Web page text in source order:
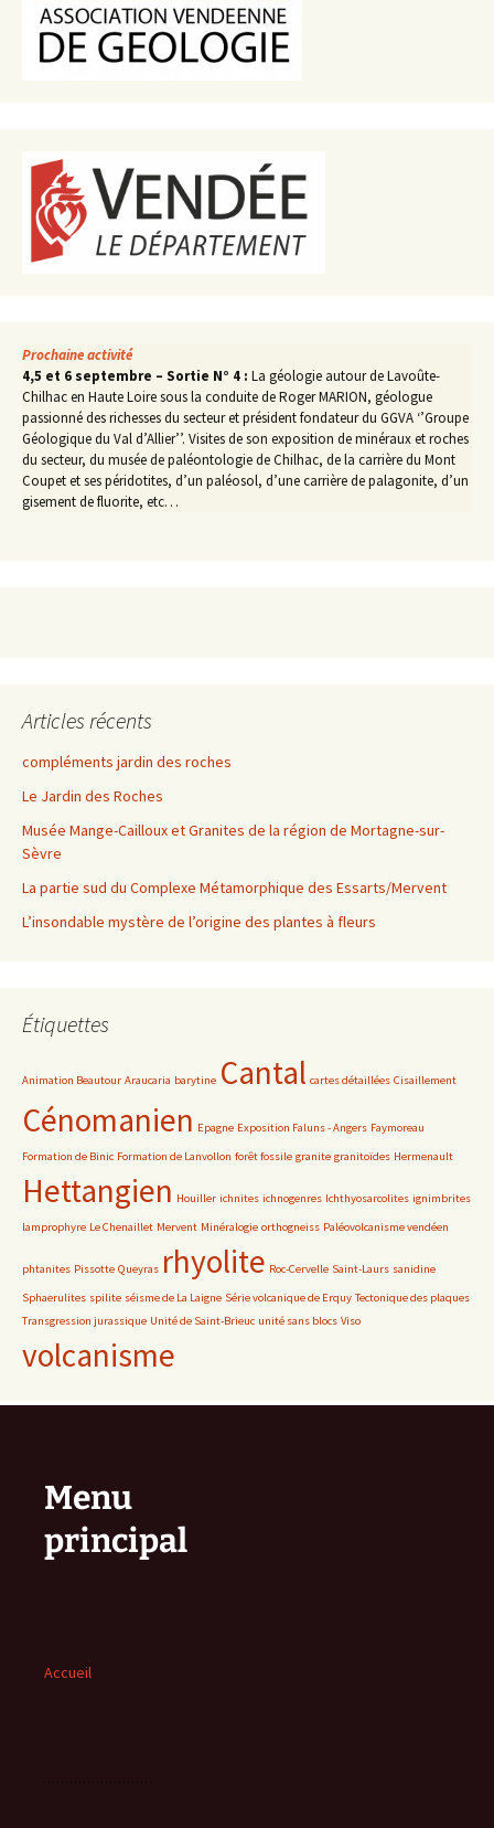
Prochaine activité
4,5 et 6 septembre – Sortie N° 4 : La géologie autour de Lavoûte-
Chilhac en Haute Loire sous la conduite de Roger MARION, géologue
passionné des richesses du secteur et président fondateur du GGVA ‘’Groupe
Géologique du Val d’Allier’’. Visites de son exposition de minéraux et roches
du secteur, du musée de paléontologie de Chilhac, de la carrière du Mont
Coupet et ses péridotites, d’un paléosol, d’une carrière de palagonite, d’un
gisement de fluorite, etc…
Articles récents
compléments jardin des roches
Le Jardin des Roches
Musée Mange-Cailloux et Granites de la région de Mortagne-sur-
Sèvre
La partie sud du Complexe Métamorphique des Essarts/Mervent
L’insondable mystère de l’origine des plantes à fleurs
Étiquettes
Animation Beautour Araucaria barytine Cantal cartes détaillées Cisaillement
Cénomanien Epagne Exposition Faluns - Angers Faymoreau
Formation de Binic Formation de Lanvollon forêt fossile granite granitoïdes Hermenault
Hettangien Houiller ichnites ichnogenres Ichthyosarcolites ignimbrites
lamprophyre Le Chenaillet Mervent Minéralogie orthogneiss Paléovolcanisme vendéen
phtanites Pissotte Queyras rhyolite Roc-Cervelle Saint-Laurs sanidine
Sphaerulites spilite séisme de La Laigne Série volcanique de Erquy Tectonique des plaques
Transgression jurassique Unité de Saint-Brieuc unité sans blocs Viso
volcanisme
Menu
principal
Accueil